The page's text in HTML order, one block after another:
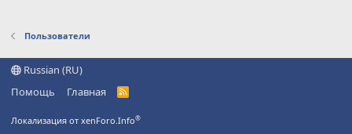
Пользователи
Russian (RU)
Помощь
Главная
R
Локализация от xenForo.Info®